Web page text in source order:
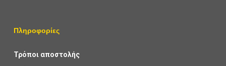
Πληροφορίες
Τρόποι αποστολής